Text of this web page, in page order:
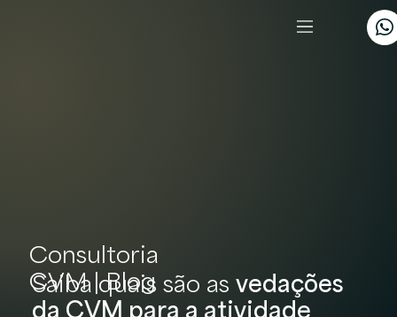
Saiba quais são as vedações
da CVM para a atividade
Consultoria
CVM | Blog